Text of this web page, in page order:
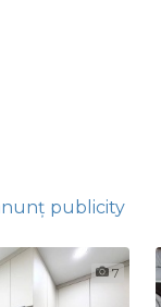
7